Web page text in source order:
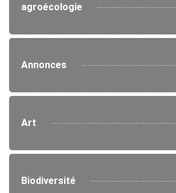
agroécologie
Annonces
Art
Biodiversité